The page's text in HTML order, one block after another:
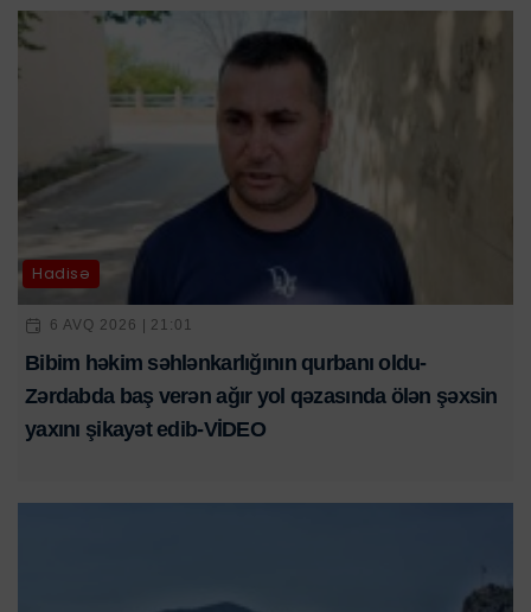
Hadisə
6 AVQ 2026 | 21:01
Bibim həkim səhlənkarlığının qurbanı oldu-
Zərdabda baş verən ağır yol qəzasında ölən şəxsin
yaxını şikayət edib-VİDEO